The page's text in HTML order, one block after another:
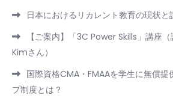
日本におけるリカレント教育の現状と
【ご案内】「3C Power Skills」講座
Kimさん）
国際資格CMA・FMAAを学生に無償提
プ制度とは？